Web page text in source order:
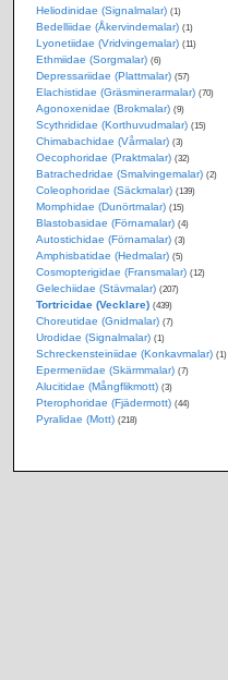
Heliodinidae (Signalmalar) (1)
Bedelliidae (Åkervindemalar) (1)
Lyonetiidae (Vridvingemalar) (11)
Ethmiidae (Sorgmalar) (6)
Depressariidae (Plattmalar) (57)
Elachistidae (Gräsminerarmalar) (70)
Agonoxenidae (Brokmalar) (9)
Scythrididae (Korthuvudmalar) (15)
Chimabachidae (Vårmalar) (3)
Oecophoridae (Praktmalar) (32)
Batrachedridae (Smalvingemalar) (2)
Coleophoridae (Säckmalar) (139)
Momphidae (Dunörtmalar) (15)
Blastobasidae (Förnamalar) (4)
Autostichidae (Förnamalar) (3)
Amphisbatidae (Hedmalar) (5)
Cosmopterigidae (Fransmalar) (12)
Gelechiidae (Stävmalar) (207)
Tortricidae (Vecklare) (439)
Choreutidae (Gnidmalar) (7)
Urodidae (Signalmalar) (1)
Schreckensteiniidae (Konkavmalar) (1)
Epermeniidae (Skärmmalar) (7)
Alucitidae (Mångflikmott) (3)
Pterophoridae (Fjädermott) (44)
Pyralidae (Mott) (218)